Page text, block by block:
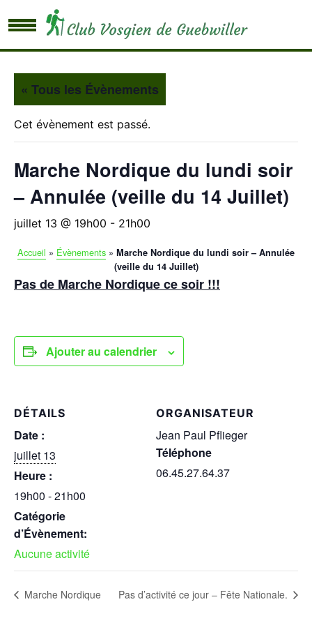
« Tous les Évènements
Cet évènement est passé.
Marche Nordique du lundi soir
– Annulée (veille du 14 Juillet)
juillet 13 @ 19h00 - 21h00
Accueil » Évènements » Marche Nordique du lundi soir – Annulée
(veille du 14 Juillet)
Pas de Marche Nordique ce soir !!!
Ajouter au calendrier
DÉTAILS
Date :
juillet 13
Heure :
19h00 - 21h00
Catégorie
d’Évènement:
Aucune activité
ORGANISATEUR
Jean Paul Pflieger
Téléphone
06.45.27.64.37
Marche Nordique Pas d’activité ce jour – Fête Nationale.